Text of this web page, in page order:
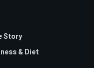
Story
& Diet